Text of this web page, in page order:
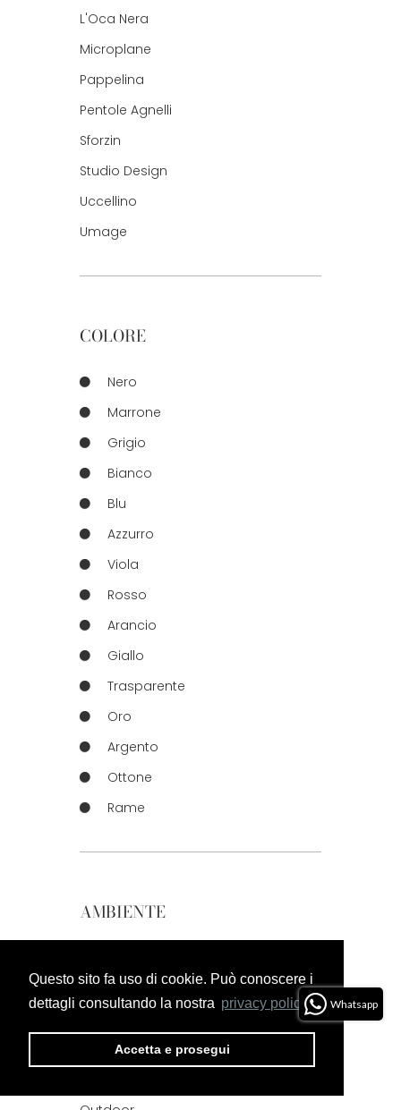
Questo sito fa uso di cookie. Può conoscere i
dettagli consultando la nostra privacy policy.
Accetta e prosegui
L'Oca Nera
Microplane
Pappelina
Pentole Agnelli
Sforzin
Studio Design
Uccellino
Umage
COLORE
Nero
Marrone
Grigio
Bianco
Blu
Azzurro
Viola
Rosso
Arancio
Giallo
Trasparente
Oro
Argento
Ottone
Rame
AMBIENTE
Salotto
Bambini
Whatsapp